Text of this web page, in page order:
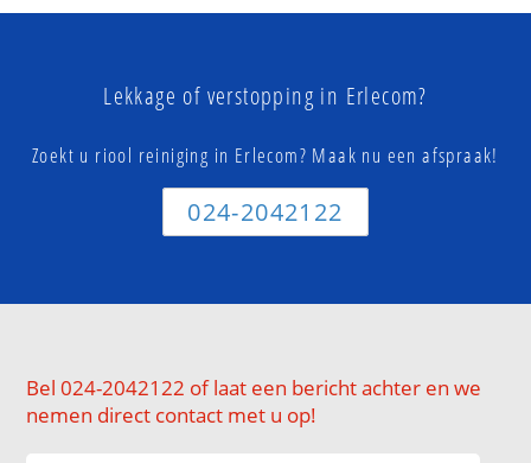
Lekkage of verstopping in Erlecom?
Zoekt u riool reiniging in Erlecom? Maak nu een afspraak!
024-2042122
Bel 024-2042122 of laat een bericht achter en we
nemen direct contact met u op!